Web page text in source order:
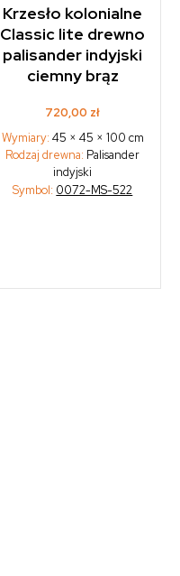
Krzesło kolonialne
Classic lite drewno
palisander indyjski
ciemny brąz
720,00 zł
Wymiary: 45 × 45 × 100 cm
Rodzaj drewna: Palisander
indyjski
Symbol: 0072-MS-522